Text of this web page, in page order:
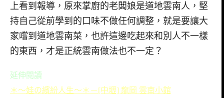
上看到報導，原來掌廚的老闆娘是道地雲南人，堅
持自己從前學到的口味不做任何調整，就是要讓大
家嚐到道地雲南菜，也許這邊吃起來和別人不一樣
的東西，才是正統雲南做法也不一定？
延伸閱讀
＊～娃の繽紛人生～＊－[中壢] 龍岡 雲南小館